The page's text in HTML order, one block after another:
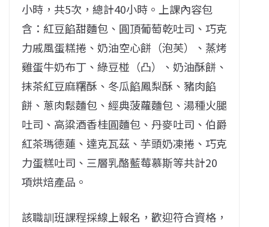
小時，共5次，總計40小時。上課內容包
含：紅豆餡甜麵包、圓頂葡萄乾吐司、巧克
力戚風蛋糕捲、奶油空心餅（泡芙）、蒸烤
雞蛋牛奶布丁、綠豆椪（凸）、奶油酥餅、
抹茶紅豆麻糬酥、冬瓜餡鳳梨酥、豬肉餡
餅、蔥肉鬆麵包、經典菠蘿麵包、湯種火腿
吐司、高粱酒香桂圓麵包、丹麥吐司、伯爵
紅茶瑪德蓮、達克瓦茲、芋頭奶凍捲、巧克
力蛋糕吐司、三層乳酪藍莓慕斯等共計20
項烘焙產品。
該職訓班課程採線上報名，歡迎符合資格，